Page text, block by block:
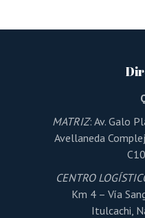
MATRIZ: Av. Galo
Avellaneda
CENTRO
Km 4 – Vía
Itulcachi,